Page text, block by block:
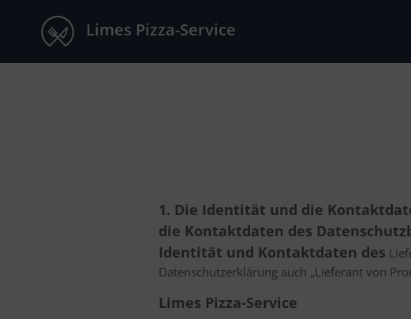
Limes Pizza-Service
1. Die Identität und die
die Kontaktdaten des
Identität und Kontaktdaten des
Datenschutzerklärung auch „Lieferant von
Limes Pizza-Service